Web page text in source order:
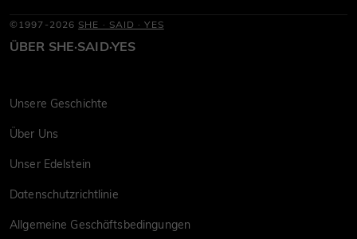
©1997-2026 SHE · SAID · YES
ÜBER SHE·SAID·YES
Unsere Geschichte
Über Uns
Unser Edelstein
Datenschutzrichtlinie
Allgemeine Geschäftsbedingungen